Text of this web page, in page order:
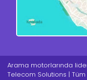
Arama motorlarında
Telecom Solutions | Tüm